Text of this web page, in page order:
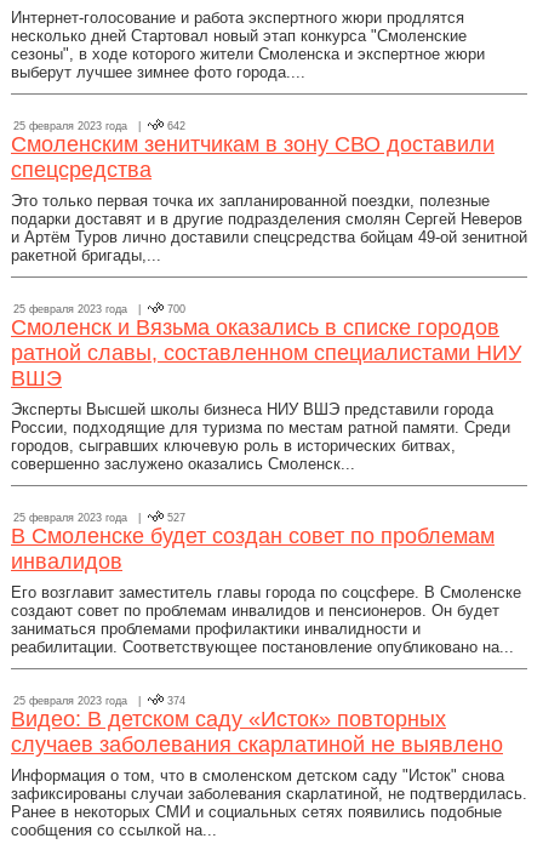
Интернет-голосование и работа экспертного жюри продлятся
несколько дней Стартовал новый этап конкурса "Смоленские
сезоны", в ходе которого жители Смоленска и экспертное жюри
выберут лучшее зимнее фото города....
25 февраля 2023 года | 642
Смоленским зенитчикам в зону СВО доставили
спецсредства
Это только первая точка их запланированной поездки, полезные
подарки доставят и в другие подразделения смолян Сергей Неверов
и Артём Туров лично доставили спецсредства бойцам 49-ой зенитной
ракетной бригады,...
25 февраля 2023 года | 700
Смоленск и Вязьма оказались в списке городов
ратной славы, составленном специалистами НИУ
ВШЭ
Эксперты Высшей школы бизнеса НИУ ВШЭ представили города
России, подходящие для туризма по местам ратной памяти. Среди
городов, сыгравших ключевую роль в исторических битвах,
совершенно заслужено оказались Смоленск...
25 февраля 2023 года | 527
В Смоленске будет создан совет по проблемам
инвалидов
Его возглавит заместитель главы города по соцсфере. В Смоленске
создают совет по проблемам инвалидов и пенсионеров. Он будет
заниматься проблемами профилактики инвалидности и
реабилитации. Соответствующее постановление опубликовано на...
25 февраля 2023 года | 374
Видео: В детском саду «Исток» повторных
случаев заболевания скарлатиной не выявлено
Информация о том, что в смоленском детском саду "Исток" снова
зафиксированы случаи заболевания скарлатиной, не подтвердилась.
Ранее в некоторых СМИ и социальных сетях появились подобные
сообщения со ссылкой на...